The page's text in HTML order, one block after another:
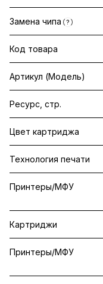
Замена чипа ?
Код товара
Артикул (Модель)
Ресурс, стр.
Цвет картриджа
Технология печати
Принтеры/МФУ
Картриджи
Принтеры/МФУ